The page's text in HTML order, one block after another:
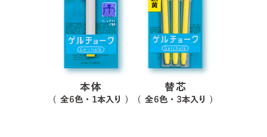
お問い合わせ
筆記具修理
使用説明書
使い方動画